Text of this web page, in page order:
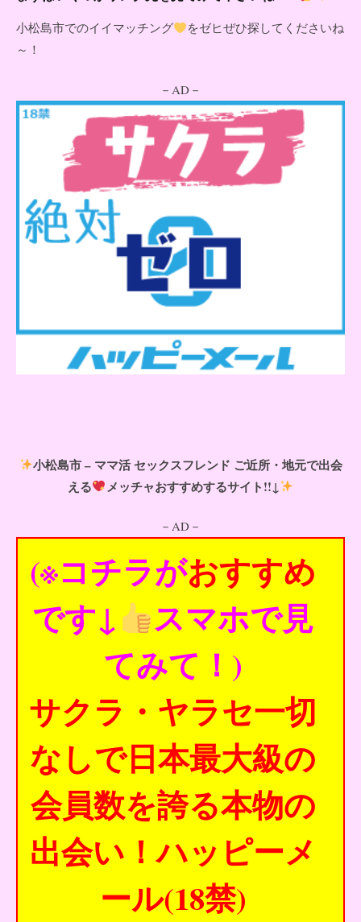
小松島市でのイイマッチング
をゼヒぜひ探してくださいね
～！
－AD－
小松島市 – ママ活 セックスフレンド ご近所・地元で出会
える
メッチャおすすめするサイト!!↓
－AD－
(※コチラがおすすめ
です↓
スマホで見
てみて！)
サクラ・ヤラセ一切
なしで日本最大級の
会員数を誇る本物の
出会い！ハッピーメ
ール(18禁)